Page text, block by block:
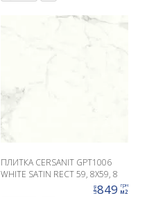
ПЛИТКА CERSANIT GPT1006
WHITE SATIN RECT 59, 8X59, 8
ціна849 грн
м2